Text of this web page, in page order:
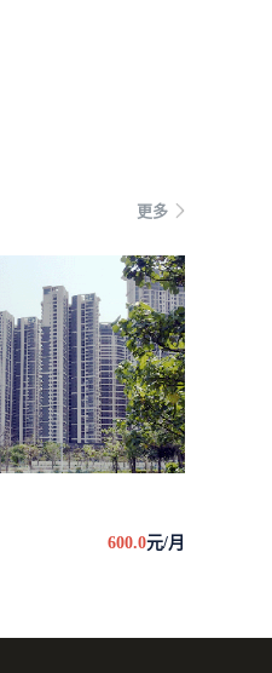
更多
600.0元/月